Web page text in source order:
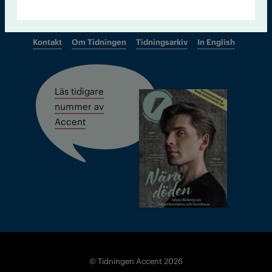
Kontakt Om Tidningen Tidningsarkiv In English
Läs tidigare
nummer av
Accent
© Tidningen Accent 2026